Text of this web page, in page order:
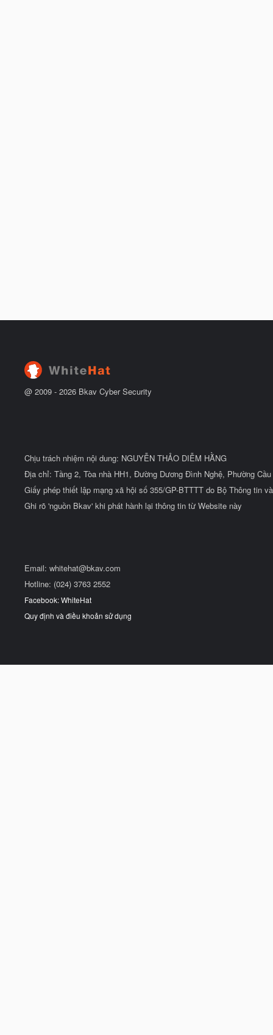
@ 2009 - 2026 Bkav Cyber Security
Chịu trách nhiệm nội dung: NGUYỄN THẢO DIỄM HẰNG
Địa chỉ: Tầng 2, Tòa nhà HH1, Đường Dương Đình Nghệ, Phường
Giấy phép thiết lập mạng xã hội số 355/GP-BTTTT do Bộ Thông tin
Ghi rõ 'nguồn Bkav' khi phát hành lại thông tin từ Website này
Email: whitehat@bkav.com
Hotline: (024) 3763 2552
Facebook: WhiteHat
Quy định và điều khoản sử dụng